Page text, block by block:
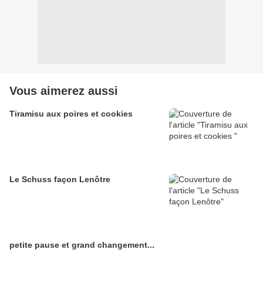
Vous aimerez aussi
Tiramisu aux poires et cookies
Le Schuss façon Lenôtre
petite pause et grand changement...